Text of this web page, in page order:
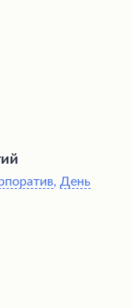
, День